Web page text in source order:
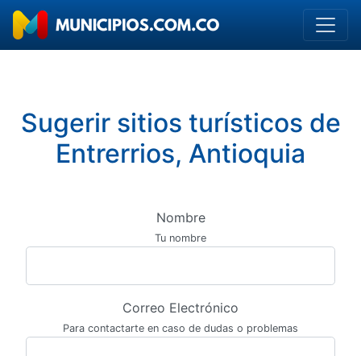
Sugerir sitios turísticos de
Entrerrios, Antioquia
Nombre
Tu nombre
Correo Electrónico
Para contactarte en caso de dudas o problemas